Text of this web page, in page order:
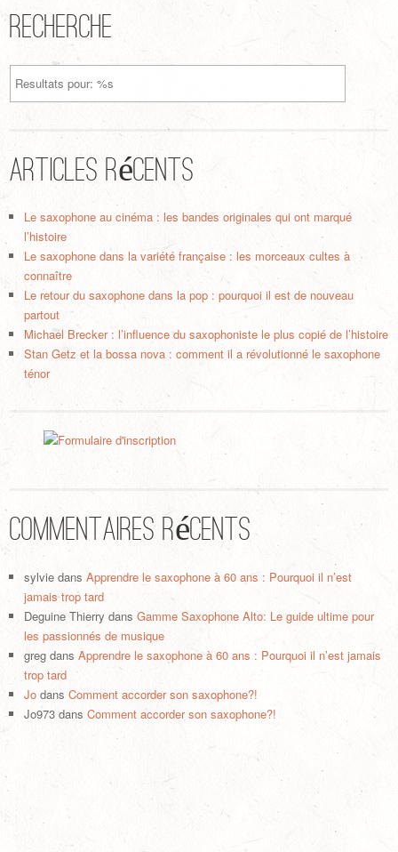
Recherche
Articles récents
Le saxophone au cinéma : les bandes originales qui ont marqué
l’histoire
Le saxophone dans la variété française : les morceaux cultes à
connaître
Le retour du saxophone dans la pop : pourquoi il est de nouveau
partout
Michael Brecker : l’influence du saxophoniste le plus copié de l’histoire
Stan Getz et la bossa nova : comment il a révolutionné le saxophone
ténor
Commentaires récents
sylviedans Apprendre le saxophone à 60 ans : Pourquoi il n’est
jamais trop tard
Deguine Thierry dans Gamme Saxophone Alto: Le guide ultime pour
les passionnés de musique
gregdans Apprendre le saxophone à 60 ans : Pourquoi il n’est jamais
trop tard
Jodans Comment accorder son saxophone?!
Jo973dans Comment accorder son saxophone?!